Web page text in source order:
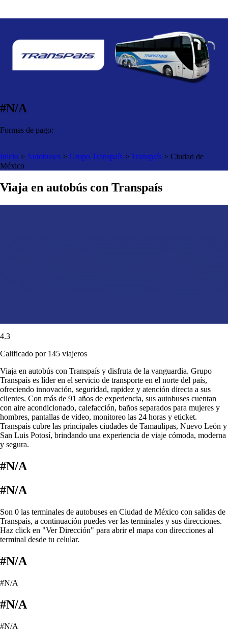
#N/A
Formas de pago:
Inicio > Autobuses > Grupo Transpaís > Transpaís > Ciudad de
México
Viaja en autobús con Transpaís
4.3
Calificado por 145 viajeros
Viaja en autobús con Transpaís y disfruta de la vanguardia. Grupo
Transpaís es líder en el servicio de transporte en el norte del país,
ofreciendo innovación, seguridad, rapidez y atención directa a sus
clientes. Con más de 91 años de experiencia, sus autobuses cuentan
con aire acondicionado, calefacción, baños separados para mujeres y
hombres, pantallas de video, monitoreo las 24 horas y eticket.
Transpaís cubre las principales ciudades de Tamaulipas, Nuevo León y
San Luis Potosí, brindando una experiencia de viaje cómoda, moderna
y segura.
#N/A
#N/A
Son 0 las terminales de autobuses en Ciudad de México con salidas de
Transpaís, a continuación puedes ver las terminales y sus direcciones.
Haz click en "Ver Dirección" para abrir el mapa con direcciones al
terminal desde tu celular.
#N/A
#N/A
#N/A
#N/A